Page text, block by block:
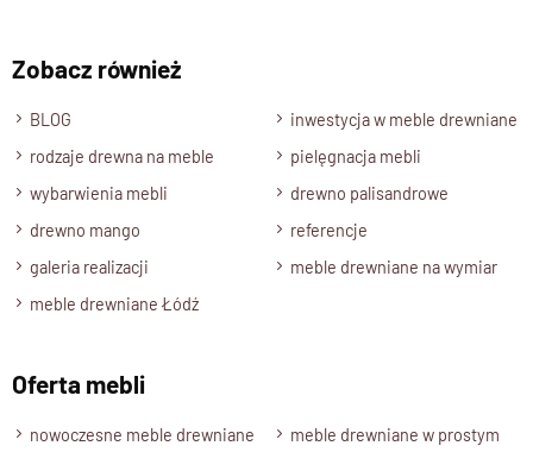
Zobacz również
BLOG
inwestycja w meble drewniane
rodzaje drewna na meble
pielęgnacja mebli
wybarwienia mebli
drewno palisandrowe
drewno mango
referencje
galeria realizacji
meble drewniane na wymiar
meble drewniane Łódź
Oferta mebli
nowoczesne meble drewniane
meble drewniane w prostym